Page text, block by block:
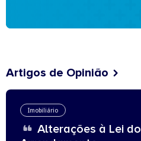
Artigos de Opinião
Imobiliário
Alterações à Lei do